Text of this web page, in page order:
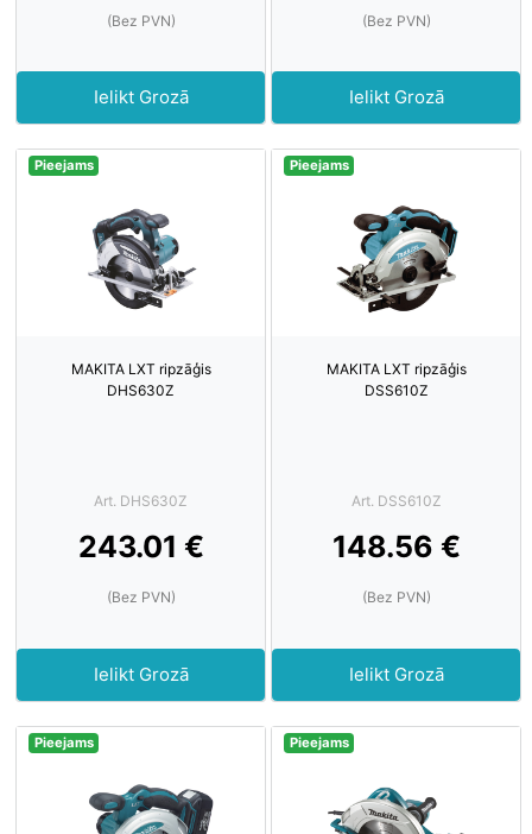
(Bez PVN)
Ielikt Grozā
(Bez PVN)
Ielikt Grozā
Pieejams
MAKITA LXT ripzāģis
DHS630Z
Art. DHS630Z
243.01 €
(Bez PVN)
Ielikt Grozā
Pieejams
MAKITA LXT ripzāģis
DSS610Z
Art. DSS610Z
148.56 €
(Bez PVN)
Ielikt Grozā
Pieejams Pieejams